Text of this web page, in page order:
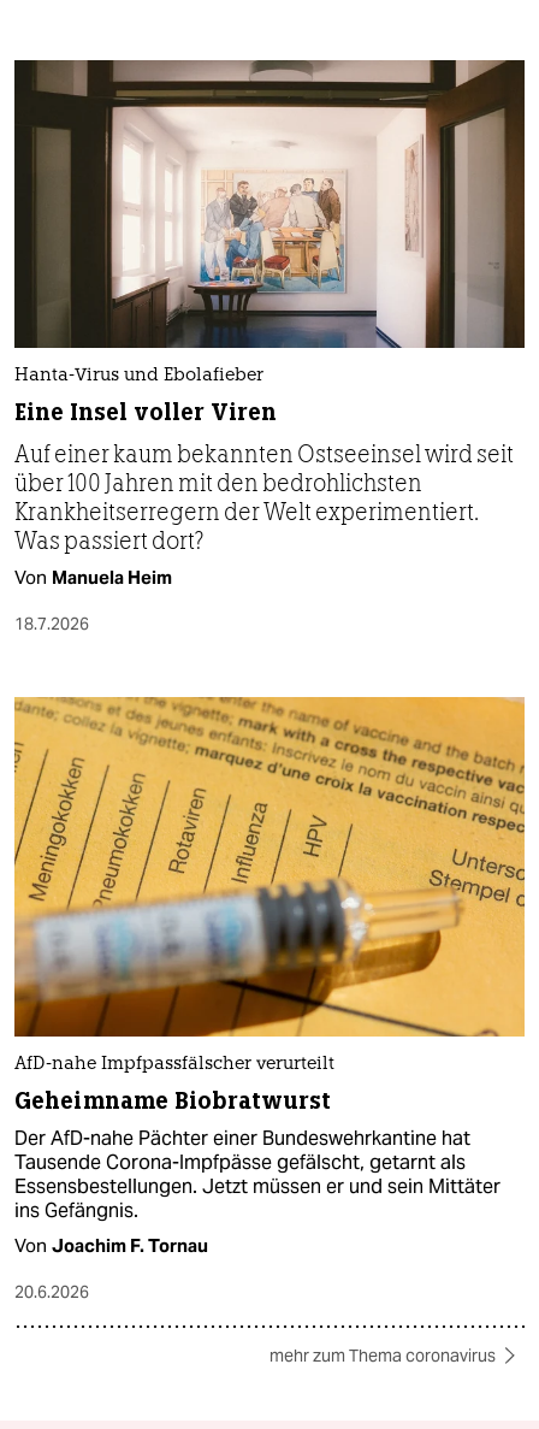
Hanta-Virus und Ebolafieber
Eine Insel voller Viren
Auf einer kaum bekannten Ostseeinsel wird seit
über 100 Jahren mit den bedrohlichsten
Krankheitserregern der Welt experimentiert.
Was passiert dort?
Von Manuela Heim
18.7.2026
AfD-nahe Impfpassfälscher verurteilt
Geheimname Biobratwurst
Der AfD-nahe Pächter einer Bundeswehrkantine hat
Tausende Corona-Impfpässe gefälscht, getarnt als
Essensbestellungen. Jetzt müssen er und sein Mittäter
ins Gefängnis.
Von Joachim F. Tornau
20.6.2026
mehr zum Thema coronavirus